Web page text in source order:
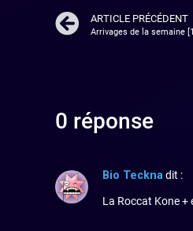
ARTICLE PRÉCÉDENT
Arrivages de la semaine
0 réponse
Bio Tecknadit :
La Roccat Kone +